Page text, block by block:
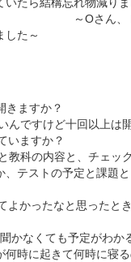
いたら結構忘れ物減りま
Ｉさん
した～
きますか？
んですけど十回以上は
いますか？
教科の内容と、チェッ
、テストの予定と課題
よかったなと思ったと
かなくても予定がわか
何時に起きて何時に寝